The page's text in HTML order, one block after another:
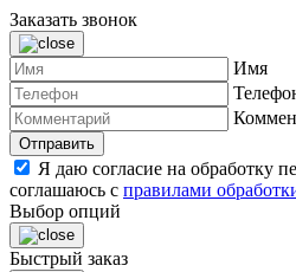
Заказать звонок
Имя
Я даю согласие на обработку
соглашаюсь с правилами
Выбор опций
Быстрый заказ